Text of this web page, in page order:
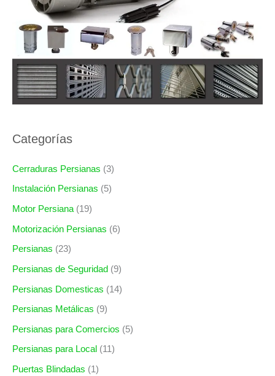
Categorías
Cerraduras Persianas (3)
Instalación Persianas (5)
Motor Persiana (19)
Motorización Persianas (6)
Persianas (23)
Persianas de Seguridad (9)
Persianas Domesticas (14)
Persianas Metálicas (9)
Persianas para Comercios (5)
Persianas para Local (11)
Puertas Blindadas (1)